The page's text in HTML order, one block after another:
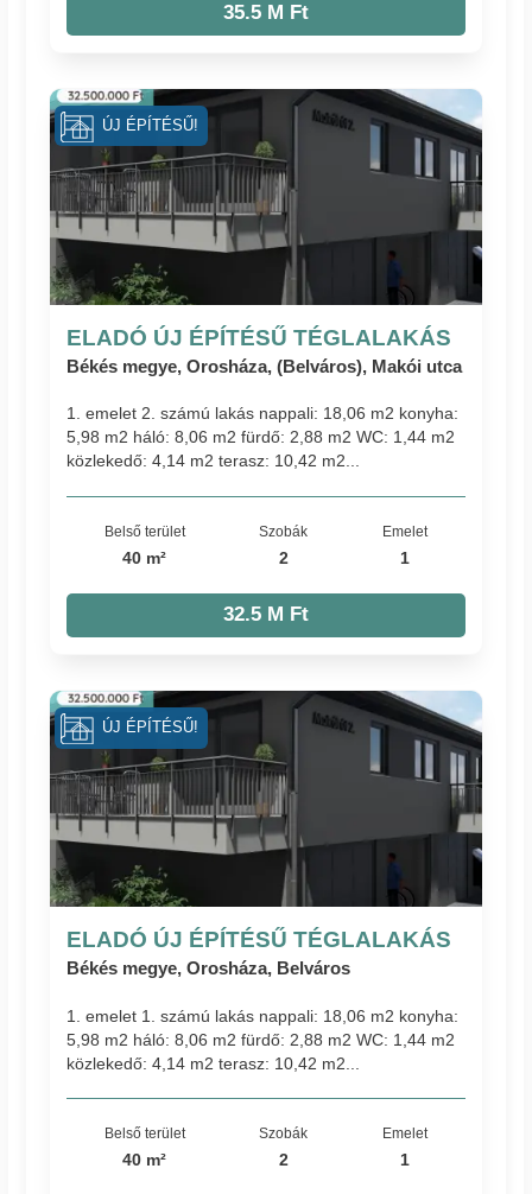
35.5 M Ft
ELADÓ ÚJ ÉPÍTÉSŰ TÉGLALAKÁS
Békés megye, Orosháza, (Belváros), Makói utca
1. emelet 2. számú lakás nappali: 18,06 m2 konyha:
5,98 m2 háló: 8,06 m2 fürdő: 2,88 m2 WC: 1,44 m2
közlekedő: 4,14 m2 terasz: 10,42 m2...
Belső terület
40 m²
Szobák
2
Emelet
1
32.5 M Ft
ÚJ ÉPÍTÉSŰ!
ELADÓ ÚJ ÉPÍTÉSŰ TÉGLALAKÁS
Békés megye, Orosháza, Belváros
1. emelet 1. számú lakás nappali: 18,06 m2 konyha:
5,98 m2 háló: 8,06 m2 fürdő: 2,88 m2 WC: 1,44 m2
közlekedő: 4,14 m2 terasz: 10,42 m2...
Belső terület
40 m²
Szobák
2
Emelet
1
ÚJ ÉPÍTÉSŰ!